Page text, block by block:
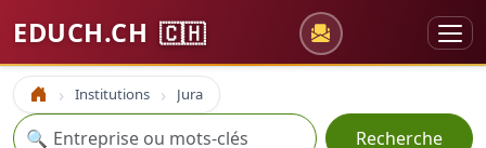
EDUCH.CH 🇨🇭
Accueil Institutions Jura
Recherche
🔍 Recherche